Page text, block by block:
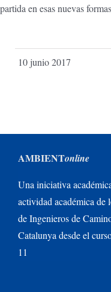
partida en esas nuevas
10 junio 2017
AMBIENTonline
Una iniciativa
actividad académica de
de Ingenieros de
Catalunya desde el
11